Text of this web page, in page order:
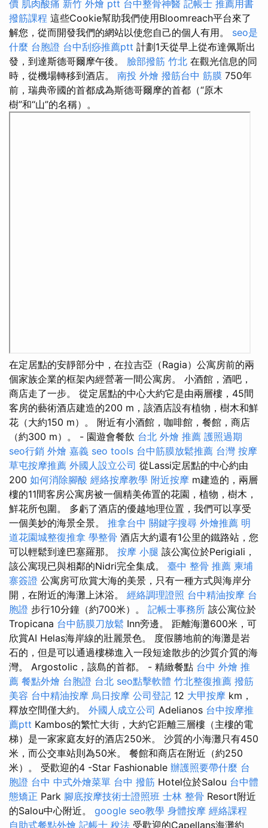
價 肌肉酸痛 新竹 外燴 ptt 台中整骨神醫 記帳士 推薦用書
撥筋課程 這些Cookie幫助我們使用Bloomreach平台來了
解您，從而開發我們的網站以使您自己的個人有用。 seo是
什麼 台胞證 台中刮痧推薦ptt 計劃1天從早上從布達佩斯出
發，到達斯德哥爾摩午後。 臉部撥筋 竹北 在觀光信息的同
時，從機場轉移到酒店。 南投 外燴 撥筋台中 筋膜 750年
前，瑞典帝國的首都成為斯德哥爾摩的首都（“原木
樹”和“山”的名稱）。
在定居點​​的安靜部分中，在拉吉亞（Ragia）公寓房前的兩
個家族企業的框架內經營著一間公寓房。 小酒館，酒吧，
商店走了一步。 從定居點的中心大約它是由兩層樓，45間
客房的藝術酒店建造的200 m，該酒店設有植物，樹木和鮮
花（大約150 m）。 附近有小酒館，咖啡館，餐館，商店
（約300 m）。 - 園遊會餐飲 台北 外燴 推薦 護照過期
seo行銷 外燴 嘉義 seo tools 台中筋膜放鬆推薦 台灣 按摩
草屯按摩推薦 外國人設立公司 從Lassi定居點的中心約由
200 如何消除腳酸 經絡按摩教學 附近按摩 m建造的，兩層
樓的11間客房公寓房被一個精美佈置的花園，植物，樹木，
鮮花所包圍。 多虧了酒店的優越地理位置，我們可以享受
一個美妙的海景全景。 推拿台中 關鍵字搜尋 外燴推薦 明
道花園城整復推拿 學整骨 酒店大約還有1公里的鐵路站，您
可以輕鬆到達巴塞羅那。 按摩 小腿 該公寓位於Perigiali，
該公寓現已與相鄰的Nidri完全集成。 臺中 整骨 推薦 柬埔
寨簽證 公寓房可欣賞大海的美景，只​​有一種方式與海岸分
開，在附近的海灘上沐浴。 經絡調理證照 台中精油按摩 台
胞證 步行10分鐘（約700米）。 記帳士事務所 該公寓位於
Tropicana 台中筋膜刀放鬆 Inn旁邊。 距離海灘600米，可
欣賞AI Helas海岸線的壯麗景色。 度假勝地前的海灘是岩
石的，但是可以通過樓梯進入一段短途散步的沙質介質的海
灣。 Argostolic，該島的首都。 - 精緻餐點 台中 外燴 推
薦 餐點外燴 台胞證 台北 seo點擊軟體 竹北整復推薦 撥筋
美容 台中精油按摩 烏日按摩 公司登記 12 大甲按摩 km，
釋放空間僅大約。 外國人成立公司 Adelianos 台中按摩推
薦ptt Kambos的繁忙大街，大約它距離三層樓（主樓的電
梯）是一家家庭友好的酒店250米。 沙質的小海灘只有450
米，而公交車站則為50米。 餐館和商店在附近（約250
米）。 受歡迎的4 -Star Fashionable 辦護照要帶什麼 台
胞證 台中 中式外燴菜單 台中 撥筋 Hotel位於Salou 台中體
態矯正 Park 腳底按摩技術士證照班 士林 整骨 Resort附近
的Salou中心附近。 google seo教學 身體按摩 經絡課程
自助式餐點外燴 記帳士 稅法 受歡迎的Capellans海灘約